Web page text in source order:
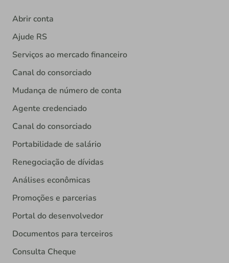
Abrir conta
Ajude RS
Serviços ao mercado financeiro
Canal do consorciado
Mudança de número de conta
Agente credenciado
Canal do consorciado
Portabilidade de salário
Renegociação de dívidas
Análises econômicas
Promoções e parcerias
Portal do desenvolvedor
Documentos para terceiros
Consulta Cheque